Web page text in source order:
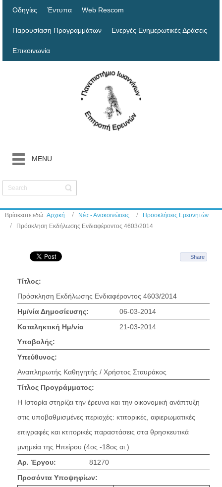
Οδηγίες Έντυπα Web Rescom
Παρουσίαση Προγραμμάτων Ενεργές Ενημερωτικές Δράσεις
Επικοινωνία
MENU
Βρίσκεστε εδώ: Αρχική Νέα - Ανακοινώσεις
Προσκλήσεις Ερευνητών
Πρόσκληση Εκδήλωσης Ενδιαφέροντος 4603/2014
Share
Τίτλος:
Πρόσκληση Εκδήλωσης Ενδιαφέροντος 4603/2014
Ημ/νία Δημοσίευσης:
06-03-2014
Καταληκτική Ημ/νία
Υποβολής:
21-03-2014
Υπεύθυνος:
Αναπληρωτής Καθηγητής / Χρήστος Σταυράκος
Τίτλος Προγράμματος:
Η Ιστορία στηρίζει την έρευνα και την οικονομική ανάπτυξη
στις υποβαθμισμένες περιοχές: κτιτορικές, αφιερωματικές
επιγραφές και κτιτορικές παραστάσεις στα θρησκευτικά
μνημεία της Ηπείρου (4ος -18ος αι.)
Αρ. Έργου:
81270
Προσόντα Υποψηφίων: